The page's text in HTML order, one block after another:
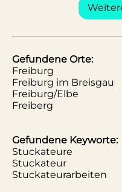
Gefundene Orte:
Freiburg
Freiburg im Breisgau
Freiburg/Elbe
Freiberg
Gefundene Keyworte:
Stuckateure
Stuckateur
Stuckateurarbeiten